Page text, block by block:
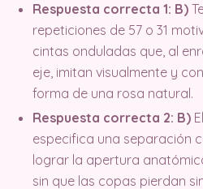
Respuesta correcta 1: B)
repeticiones de 57 o 31
cintas onduladas que, al
eje, imitan visualmente y
forma de una rosa natural.
Respuesta correcta 2: B)
especifica una separación
lograr la apertura
sin que las copas pierdan